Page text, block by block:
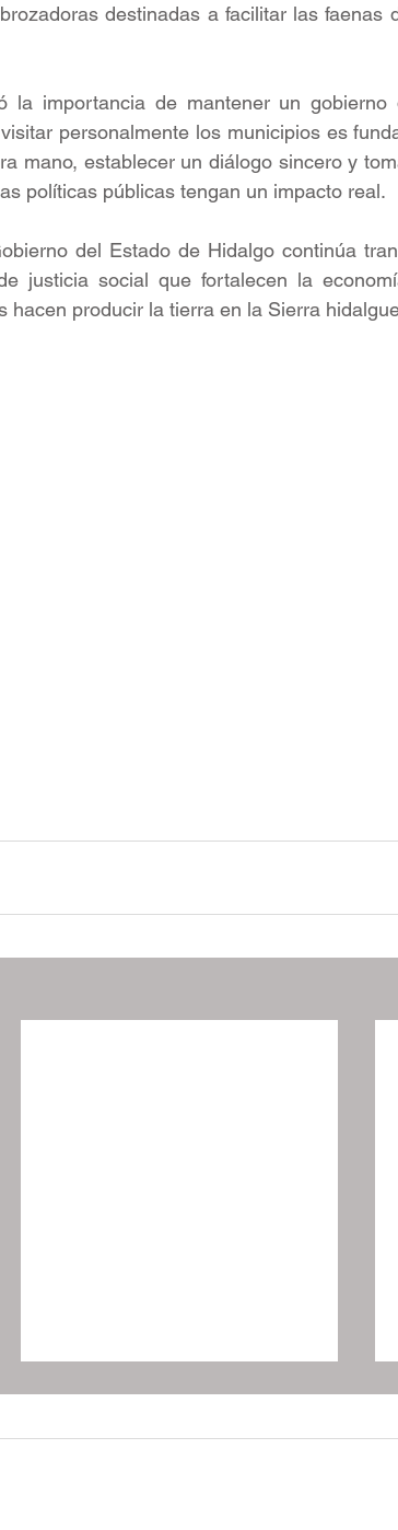
destinadas a facilitar las faenas
la importancia de mantener un
personalmente los municipios es
mano, establecer un diálogo sincero y
políticas públicas tengan un impacto real.
del Estado de Hidalgo continúa
justicia social que fortalecen la
hacen producir la tierra en la Sierra